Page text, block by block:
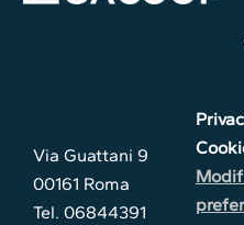
Via Guattani 9
00161 Roma
Tel. 06844391